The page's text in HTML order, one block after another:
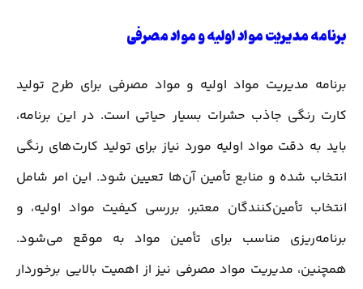
برنامه مدیریت مواد اولیه و مواد مصرفی
برنامه مدیریت مواد اولیه و مواد مصرفی برای طرح تولید
کارت رنگی جاذب حشرات بسیار حیاتی است. در این برنامه،
باید به دقت مواد اولیه مورد نیاز برای تولید کارت‌های رنگی
انتخاب شده و منابع تأمین آن‌ها تعیین شود. این امر شامل
انتخاب تأمین‌کنندگان معتبر، بررسی کیفیت مواد اولیه، و
برنامه‌ریزی مناسب برای تأمین مواد به موقع می‌شود.
همچنین، مدیریت مواد مصرفی نیز از اهمیت بالایی برخوردار